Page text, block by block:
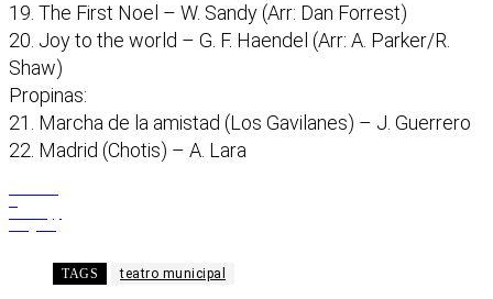
19. The First Noel – W. Sandy (Arr: Dan Forrest)
20. Joy to the world – G. F. Haendel (Arr: A. Parker/R.
Shaw)
Propinas:
21. Marcha de la amistad (Los Gavilanes) – J. Guerrero
22. Madrid (Chotis) – A. Lara
TAGS teatro municipal